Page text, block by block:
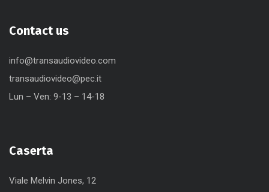
Contact us
info@transaudiovideo.com
transaudiovideo@pec.it
Lun – Ven: 9-13 – 14-18
Caserta
Viale Melvin Jones, 12